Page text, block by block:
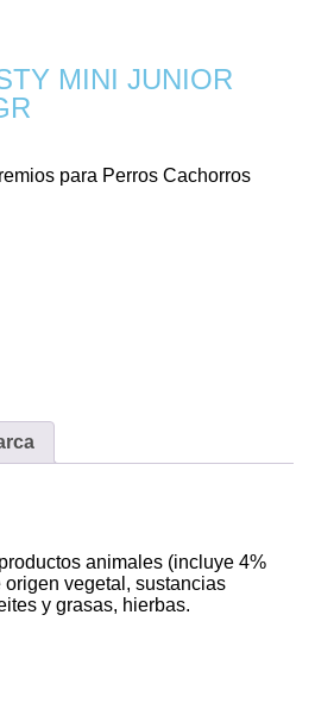
MINI JUNIOR
para Perros Cachorros
animales (incluye 4%
vegetal, sustancias
y grasas, hierbas.